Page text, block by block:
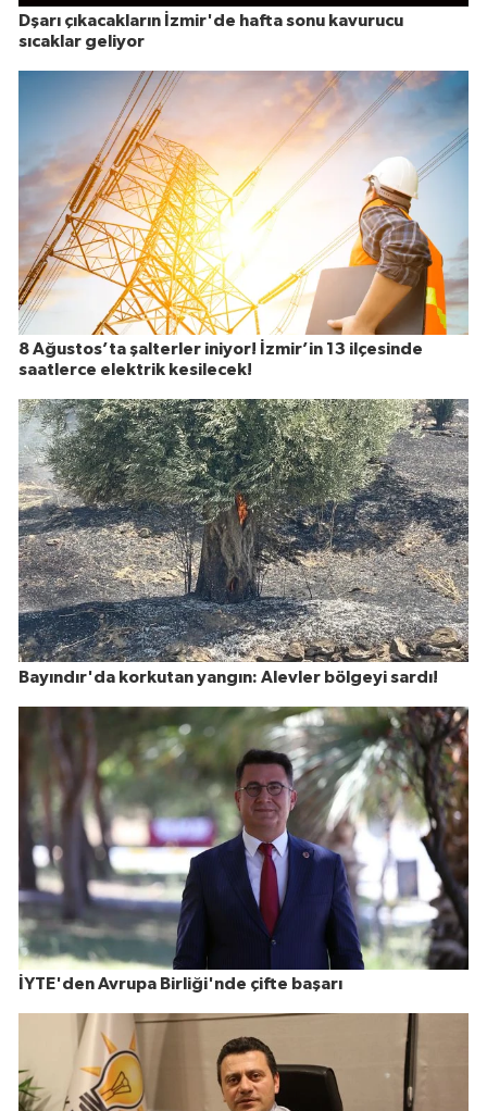
Dşarı çıkacakların İzmir'de hafta sonu kavurucu
sıcaklar geliyor
8 Ağustos’ta şalterler iniyor! İzmir’in 13 ilçesinde
saatlerce elektrik kesilecek!
Bayındır'da korkutan yangın: Alevler bölgeyi sardı!
İYTE'den Avrupa Birliği'nde çifte başarı